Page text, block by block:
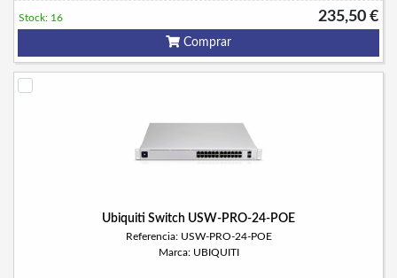
235,50 €
Stock: 16
Comprar
Ubiquiti Switch USW-PRO-24-POE
Referencia: USW-PRO-24-POE
Marca: UBIQUITI